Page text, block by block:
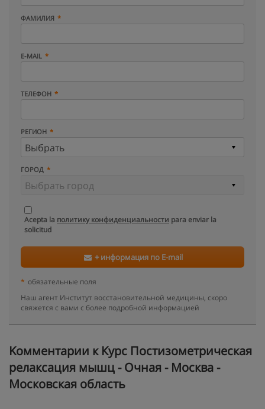
ФАМИЛИЯ
E-MAIL
ТЕЛЕФОН
РЕГИОН
ГОРОД
Acepta la политику конфиденциальности para enviar la
solicitud
+ информация по E-mail
* обязательные поля
Наш агент Институт восстановительной медицины, скоро
свяжется с вами с более подробной информацией
Kомментарии к Курс Постизометрическая
релаксация мышц - Очная - Москва -
Московская область